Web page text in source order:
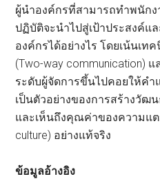
ผู้นำองค์กรที่สามารถทำพนักง
ปฏิบัติจะนำไปสู่เป้าประสงค์แ
องค์กรได้อย่างไร โดยเน้นเท
(Two-way communication)
ระดับผู้จัดการขึ้นไปคอยให้ค
เป็นตัวอย่างของการสร้างวัฒ
และเห็นถึงคุณค่าของความแ
culture) อย่างแท้จริง
ข้อมูลอ้างอิง